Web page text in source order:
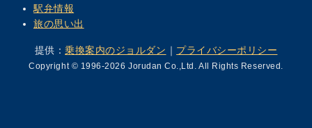
駅弁情報
旅の思い出
提供：乗換案内のジョルダン ｜ プライバシーポリシー
Copyright © 1996-2026 Jorudan Co.,Ltd. All Rights Reserved.